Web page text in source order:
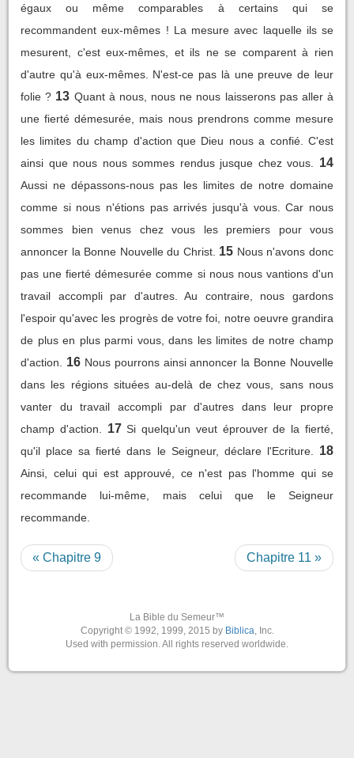
égaux ou même comparables à certains qui se
recommandent eux-mêmes ! La mesure avec laquelle ils se
mesurent, c'est eux-mêmes, et ils ne se comparent à rien
d'autre qu'à eux-mêmes. N'est-ce pas là une preuve de leur
folie ? 13 Quant à nous, nous ne nous laisserons pas aller à
une fierté démesurée, mais nous prendrons comme mesure
les limites du champ d'action que Dieu nous a confié. C'est
ainsi que nous nous sommes rendus jusque chez vous.
14
Aussi ne dépassons-nous pas les limites de notre domaine
comme si nous n'étions pas arrivés jusqu'à vous. Car nous
sommes bien venus chez vous les premiers pour vous
annoncer la Bonne Nouvelle du Christ. 15 Nous n'avons donc
pas une fierté démesurée comme si nous nous vantions d'un
travail accompli par d'autres. Au contraire, nous gardons
l'espoir qu'avec les progrès de votre foi, notre oeuvre grandira
de plus en plus parmi vous, dans les limites de notre champ
d'action.
16 Nous pourrons ainsi annoncer la Bonne Nouvelle
dans les régions situées au-delà de chez vous, sans nous
vanter du travail accompli par d'autres dans leur propre
champ d'action.
17 Si quelqu'un veut éprouver de la fierté,
qu'il place sa fierté dans le Seigneur, déclare l'Ecriture.
18
Ainsi, celui qui est approuvé, ce n'est pas l'homme qui se
recommande lui-même, mais celui que le Seigneur
recommande.
« Chapitre 9 Chapitre 11 »
La Bible du Semeur™
Copyright © 1992, 1999, 2015 by Biblica, Inc.
Used with permission. All rights reserved worldwide.